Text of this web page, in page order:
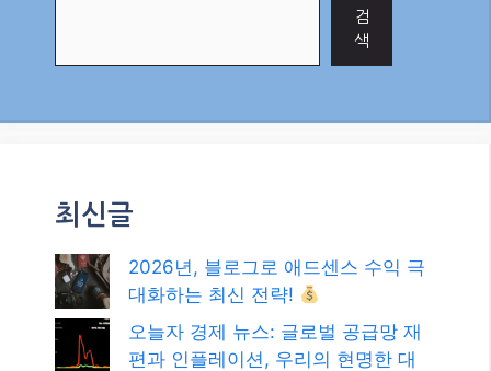
검
색
최신글
2026년, 블로그로 애드센스 수익 극
대화하는 최신 전략!
오늘자 경제 뉴스: 글로벌 공급망 재
편과 인플레이션, 우리의 현명한 대